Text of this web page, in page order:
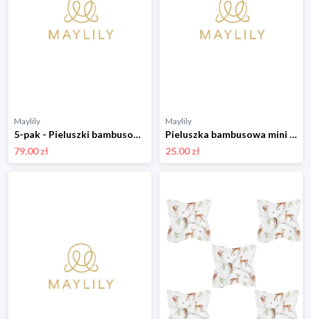
Maylily
5-pak - Pieluszki bambusowe mini 25x25 - Rajskie ptaszki
79.00 zł
Maylily
Pieluszka bambusowa mini 25x25 - Rajskie ptaszki
25.00 zł